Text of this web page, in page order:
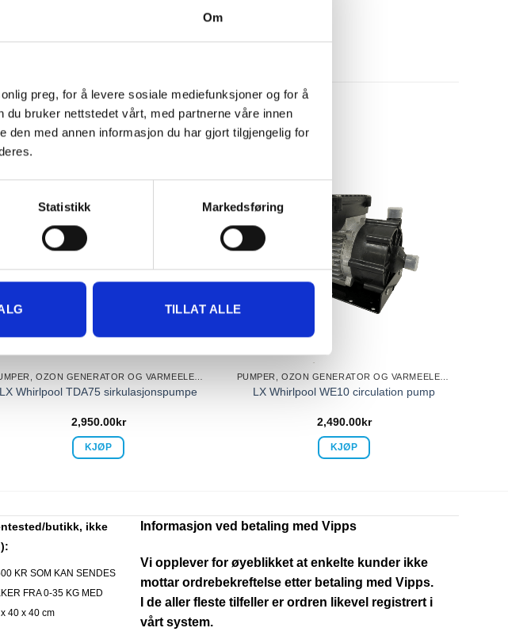
Om
preg, for å levere sosiale mediefunksjoner og for å
bruker nettstedet vårt, med partnerne våre innen
med annen informasjon du har gjort tilgjengelig for
Statistikk Markedsføring
TILLAT ALLE
160 mm Dybde: 150 mm
LX Whirlpool TDA75 sirkulasjonspumpe
2,950.00kr
KJØP
LX Whirlpool WE10 circulation pump
2,490.00kr
KJØP
butikk, ikke
KR SOM KAN SENDES
FRA 0-35 KG MED
40 x 40 cm
Informasjon ved betaling med Vipps
Vi opplever for øyeblikket at enkelte kunder ikke
mottar ordrebekreftelse etter betaling med Vipps.
I de aller fleste tilfeller er ordren likevel registrert i
vårt system.